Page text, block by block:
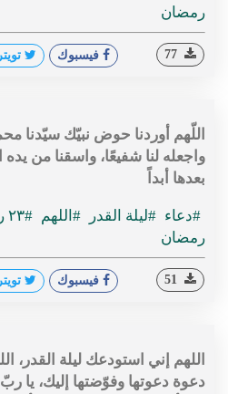
رمضان
فيسبوك تويتر
اللّهم أوردنا حوض نبيّك سيّدنا
واجعله لنا شفيعًا، واسقنا من
بعدها أبداً
#دعاء #ليلة القدر #اللهم #٢٣ رمضان
رمضان
فيسبوك تويتر
اللهم إني استودعك ليلة القدر،
دعوة دعوتها وفوّضتها إليك، يا